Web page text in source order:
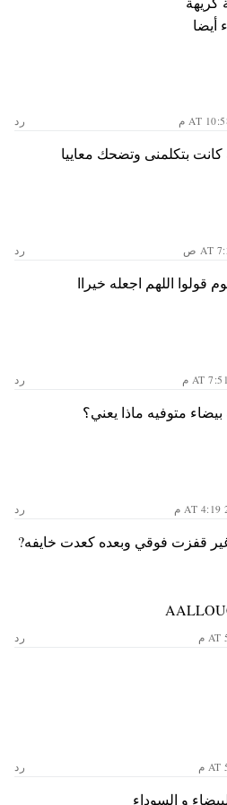
أيضا
رد
بتكلمنى وتضحك معاييا
رد
قولوا اللهم اجعله خيراا
رد
متوفيه ماذا يعني؟
رد
قفزت فوقي وبعده كعدت خايفه?
رد
رد
و السوداء